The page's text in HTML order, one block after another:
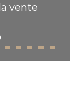
vente